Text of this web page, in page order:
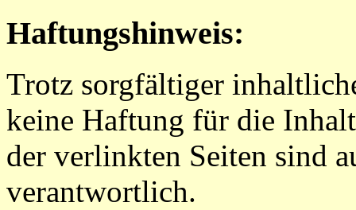
Haftungshinweis:
Trotz sorgfältiger
keine Haftung für die
der verlinkten Seiten sind
verantwortlich.